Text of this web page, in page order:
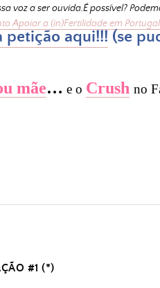
voz a ser ouvida.É possível?
Apoiar a (in)Fertilidade em Portugal
petição aqui!!! (se
mãe… e o Crush no
#1 (*)